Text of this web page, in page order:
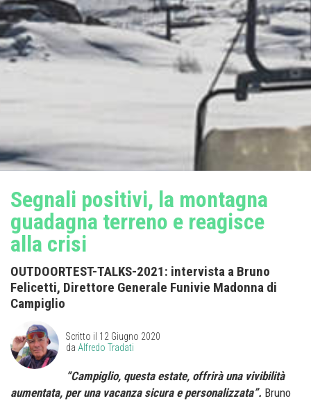
Segnali positivi, la montagna
guadagna terreno e reagisce
alla crisi
OUTDOORTEST-TALKS-2021: intervista a Bruno
Felicetti, Direttore Generale Funivie Madonna di
Campiglio
Scritto il 12 Giugno 2020
da Alfredo Tradati
“Campiglio, questa estate, offrirà una vivibilità
aumentata, per una vacanza sicura e personalizzata”. Bruno